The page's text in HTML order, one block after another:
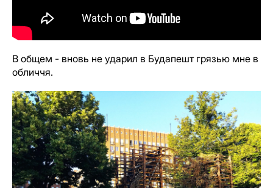
В общем - вновь не ударил в Будапешт грязью мне в
обличчя.